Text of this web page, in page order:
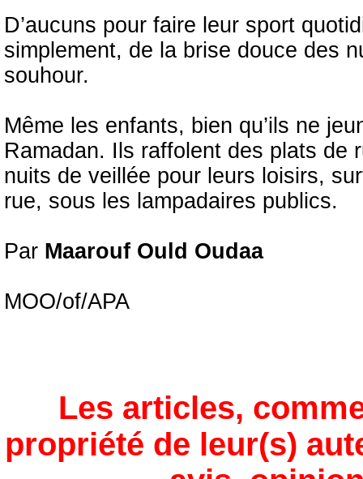
D’aucuns pour faire leur sport
simplement, de la brise douce des
souhour.
Même les enfants, bien qu’ils ne
Ramadan. Ils raffolent des plats de
nuits de veillée pour leurs loisirs,
rue, sous les lampadaires publics.
Par Maarouf Ould Oudaa
MOO/of/APA
Les articles,
propriété de leur(s)